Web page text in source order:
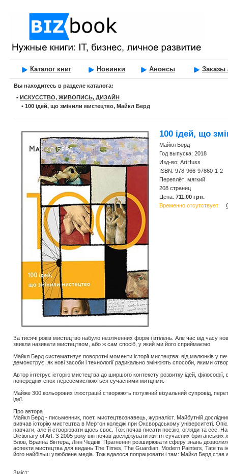
Каталог книг Новинки Анонсы Заказы
Вы находитесь в разделе каталога:
• ИСКУССТВО, ЖИВОПИСЬ, ДИЗАЙН
• 100 ідей, що змінили мистецтво, Майкл Берд
100 ідей, що
Майкл Берд
Год выпуска: 2018
Изд-во: ArtHuss
ISBN: 978-966-97860-1-2
Переплёт: мягкий
208 страниц
Цена: 711.00 грн.
Временно отсутствует
За тисячі років мистецтво набуло незліченних форм і втілень. Але час від часу
звикли називати мистецтвом, або ж сам спосіб, у який ми його сприймаємо.
Майкл Берд систематизує поворотні моменти історії мистецтва: від малюнків у
демонструє, як нові засоби і технології радикально змінюють способи, якими
Автор інтегрує історію мистецтва до ширшого контексту розвитку ідей, філософії,
попередніх епох переосмислюються сучасними митцями.
Майже 300 кольорових ілюстрацій створюють потужний візуальний супровід,
ідеї.
Про автора
Майкл Берд - письменник, поет, мистецтвознавець, журналіст. Майбутній
вивчав історію мистецтва в Мертон коледжі при Оксвордському університеті.
навчати, але й створювати щось своє. Тож почав писати поезію, огляди та есе.
Dictionary of Art. З 2005 року він почав досліджувати життя сучасних британських
Блов, Браяна Вінтера, Лінн Чедвік. Прагнення розширювати сферу знань
аспекти мистецтва для видань The Times, The Guardian, Modern Painters, Tate та
його найбільш улюблене медіа. Тож вдалося попрацювати і там: Майкл Берд став
Зміст: